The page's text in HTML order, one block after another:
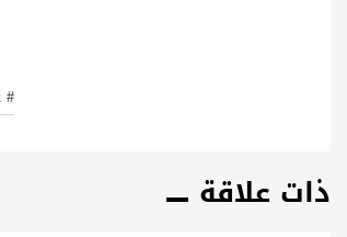
#
ذات علاقة